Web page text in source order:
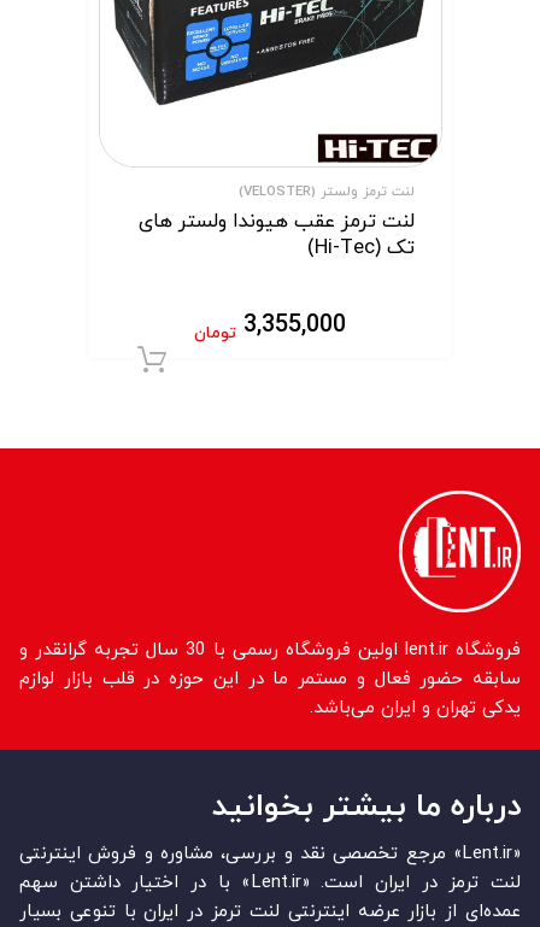
لنت ترمز ولستر (VELOSTER)
لنت ترمز عقب هیوندا ولستر های
تک (Hi-Tec)
3,355,000 تومان
فروشگاه lent.ir اولین فروشگاه رسمی با 30 سال تجربه گرانقدر و
سابقه حضور فعال و مستمر ما در این حوزه در قلب بازار لوازم
یدکی تهران و ایران می‌باشد.
درباره ما بیشتر بخوانید
«Lent.ir» مرجع تخصصی نقد و بررسی، مشاوره و فروش اینترنتی
لنت ترمز در ایران است. «Lent.ir» با در اختیار داشتن سهم
عمده‏‌ای از بازار عرضه اینترنتی لنت ترمز در ایران با تنوعی بسیار